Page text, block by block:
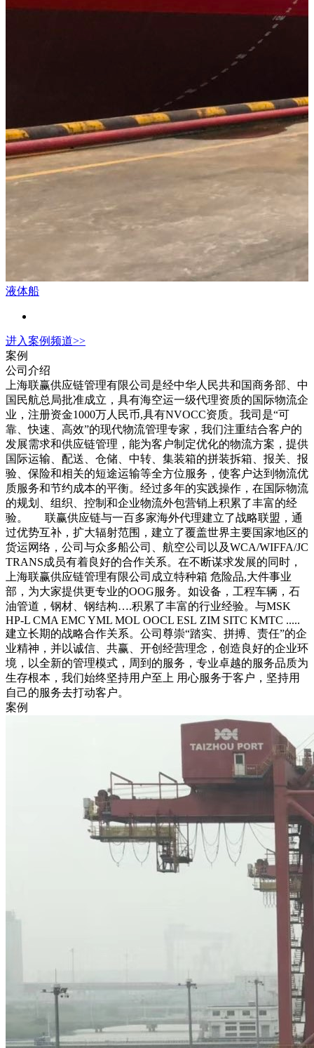
液体船
进入案例频道>>
案例
公司介绍
上海联赢供应链管理有限公司是经中华人民共和国商务部、中
国民航总局批准成立，具有海空运一级代理资质的国际物流企
业，注册资金1000万人民币,具有NVOCC资质。我司是“可
靠、快速、高效”的现代物流管理专家，我们注重结合客户的
发展需求和供应链管理，能为客户制定优化的物流方案，提供
国际运输、配送、仓储、中转、集装箱的拼装拆箱、报关、报
验、保险和相关的短途运输等全方位服务，使客户达到物流优
质服务和节约成本的平衡。经过多年的实践操作，在国际物流
的规划、组织、控制和企业物流外包营销上积累了丰富的经
验。 联赢供应链与一百多家海外代理建立了战略联盟，通
过优势互补，扩大辐射范围，建立了覆盖世界主要国家地区的
货运网络，公司与众多船公司、航空公司以及WCA/WIFFA/JC
TRANS成员有着良好的合作关系。在不断谋求发展的同时，
上海联赢供应链管理有限公司成立特种箱 危险品,大件事业
部，为大家提供更专业的OOG服务。如设备，工程车辆，石
油管道，钢材、钢结构….积累了丰富的行业经验。与MSK
HP-L CMA EMC YML MOL OOCL ESL ZIM SITC KMTC .....
建立长期的战略合作关系。公司尊崇“踏实、拼搏、责任”的企
业精神，并以诚信、共赢、开创经营理念，创造良好的企业环
境，以全新的管理模式，周到的服务，专业卓越的服务品质为
生存根本，我们始终坚持用户至上 用心服务于客户，坚持用
自己的服务去打动客户。
案例